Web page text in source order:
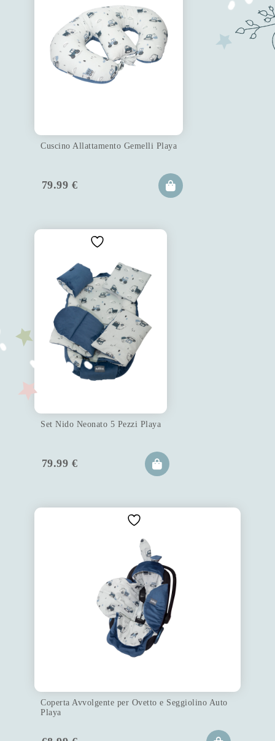
Cuscino Allattamento Gemelli Playa
79.99 €
Set Nido Neonato 5 Pezzi Playa
79.99 €
Coperta Avvolgente per Ovetto e Seggiolino Auto
Playa